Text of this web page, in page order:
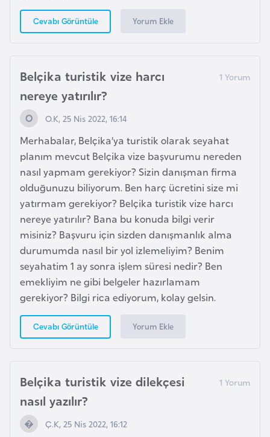
Cevabı Görüntüle Yorum Ekle
Belçika turistik vize harcı
nereye yatırılır?
O.K, 25 Nis 2022, 16:14
Merhabalar, Belçika’ya turistik olarak seyahat
planım mevcut Belçika vize başvurumu nereden
nasıl yapmam gerekiyor? Sizin danışman firma
olduğunuzu biliyorum. Ben harç ücretini size mi
yatırmam gerekiyor? Belçika turistik vize harcı
nereye yatırılır? Bana bu konuda bilgi verir
misiniz? Başvuru için sizden danışmanlık alma
durumumda nasıl bir yol izlemeliyim? Benim
seyahatim 1 ay sonra işlem süresi nedir? Ben
emekliyim ne gibi belgeler hazırlamam
gerekiyor? Bilgi rica ediyorum, kolay gelsin.
Cevabı Görüntüle Yorum Ekle
Belçika turistik vize dilekçesi
nasıl yazılır?
Ç.K, 25 Nis 2022, 16:12
K
u
e
y
t
L
e
s
o
t
h
o
L
e
o
n
y
L